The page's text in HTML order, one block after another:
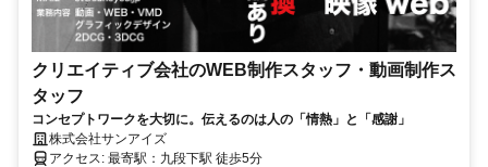
クリエイティブ会社のWEB制作スタッフ・動画制作ス
タッフ
コンセプトワークを大切に。伝えるのは人の「情熱」と「感謝」
株式会社サンアイズ
アクセス: 最寄駅：九段下駅 徒歩5分